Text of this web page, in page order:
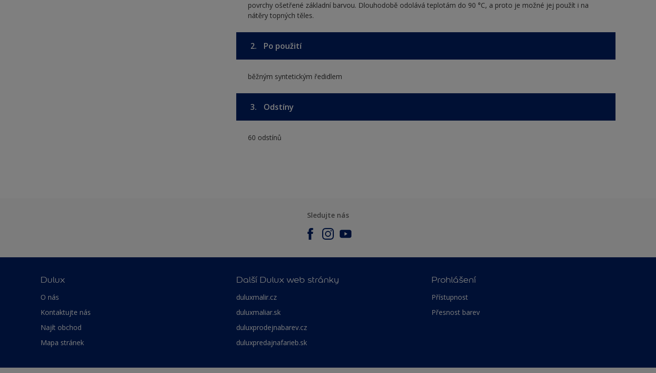
povrchy ošetřené základní barvou. Dlouhodobě odolává teplotám do 90 °C, a proto je možné jej použít i na
nátěry topných těles.
2. Po použití
běžným syntetickým ředidlem
3. Odstíny
60 odstínů
Sledujte nás
Dulux
O nás
Kontaktujte nás
Najít obchod
Mapa stránek
Další Dulux web stránky
duluxmalir.cz
duluxmaliar.sk
duluxprodejnabarev.cz
duluxpredajnafarieb.sk
Prohlášení
Přístupnost
Přesnost barev